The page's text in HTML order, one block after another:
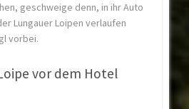
geschweige denn, in ihr Auto
Lungauer Loipen verlaufen
vorbei.
vor dem Hotel